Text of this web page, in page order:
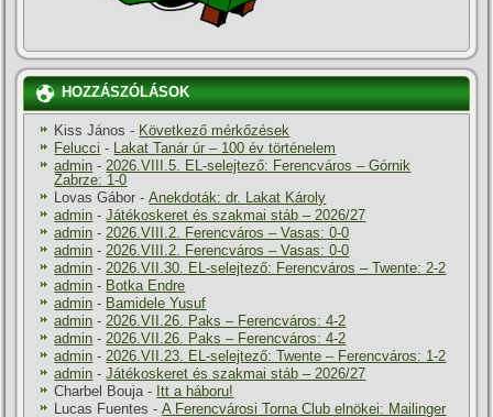
HOZZÁSZÓLÁSOK
Kiss János - Következő mérkőzések
Felucci -
Lakat Tanár úr – 100 év történelem
admin - 2026.VIII.5. EL-selejtező: Ferencváros – Górnik
Zabrze: 1-0
Lovas Gábor -Anekdoták: dr. Lakat Károly
admin -Játékoskeret és szakmai stáb – 2026/27
admin - 2026.VIII.2. Ferencváros – Vasas: 0-0
admin - 2026.VIII.2. Ferencváros – Vasas: 0-0
admin - 2026.VII.30. EL-selejtező: Ferencváros – Twente: 2-2
admin - Botka Endre
admin - Bamidele Yusuf
admin - 2026.VII.26. Paks – Ferencváros: 4-2
admin - 2026.VII.26. Paks – Ferencváros: 4-2
admin - 2026.VII.23. EL-selejtező: Twente – Ferencváros: 1-2
admin -Játékoskeret és szakmai stáb – 2026/27
Charbel Bouja - Itt a háboru!
Lucas Fuentes -A Ferencvárosi Torna Club elnökei: Mailinger